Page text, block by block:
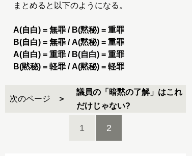
まとめると以下のようになる。
A(自白) = 無罪 / B(黙秘) = 重罪
B(自白) = 無罪 / A(黙秘) = 重罪
A(自白) = 重罪 / B(自白) = 重罪
B(黙秘) = 軽罪 / A(黙秘) = 軽罪
次のページ
議員の「暗黙の了解」はこれ
だけじゃない?
1 2